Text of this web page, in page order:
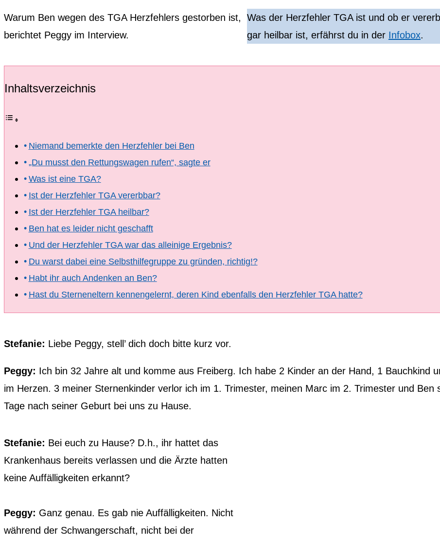
Warum Ben wegen des TGA Herzfehlers gestorben ist,
berichtet Peggy im Interview.
Was der Herzfehler TGA ist und ob er
gar heilbar ist, erfährst du in der Infobox.
Inhaltsverzeichnis
Niemand bemerkte den Herzfehler bei Ben
„Du musst den Rettungswagen rufen“, sagte er
Was ist eine TGA?
Ist der Herzfehler TGA vererbbar?
Ist der Herzfehler TGA heilbar?
Ben hat es leider nicht geschafft
Und der Herzfehler TGA war das alleinige Ergebnis?
Du warst dabei eine Selbsthilfegruppe zu gründen, richtig!?
Habt ihr auch Andenken an Ben?
Hast du Sterneneltern kennengelernt, deren Kind ebenfalls den Herzfehler TGA hatte?
Stefanie: Liebe Peggy, stell’ dich doch bitte kurz vor.
Peggy: Ich bin 32 Jahre alt und komme aus Freiberg. Ich habe 2 Kinder an der Hand, 1 Bauchkind
im Herzen. 3 meiner Sternenkinder verlor ich im 1. Trimester, meinen Marc im 2. Trimester und Ben
Tage nach seiner Geburt bei uns zu Hause.
Stefanie: Bei euch zu Hause? D.h., ihr hattet das
Krankenhaus bereits verlassen und die Ärzte hatten
keine Auffälligkeiten erkannt?
Peggy: Ganz genau. Es gab nie Auffälligkeiten. Nicht
während der Schwangerschaft, nicht bei der